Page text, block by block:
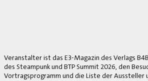
Veranstalter ist das E3-Magazin des Verlags
des Steampunk und BTP Summit 2026, den
Vortragsprogramm und die Liste der